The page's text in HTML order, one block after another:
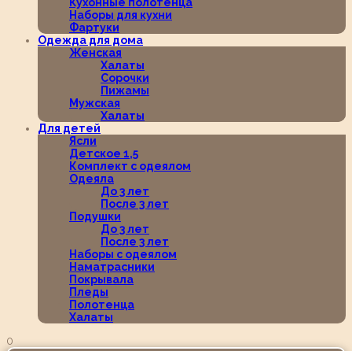
Наборы для кухни
Фартуки
Одежда для дома
Женская
Халаты
Сорочки
Пижамы
Мужская
Халаты
Для детей
Ясли
Детское 1,5
Комплект с одеялом
Одеяла
До 3 лет
После 3 лет
Подушки
До 3 лет
После 3 лет
Наборы с одеялом
Наматрасники
Покрывала
Пледы
Полотенца
Халаты
0